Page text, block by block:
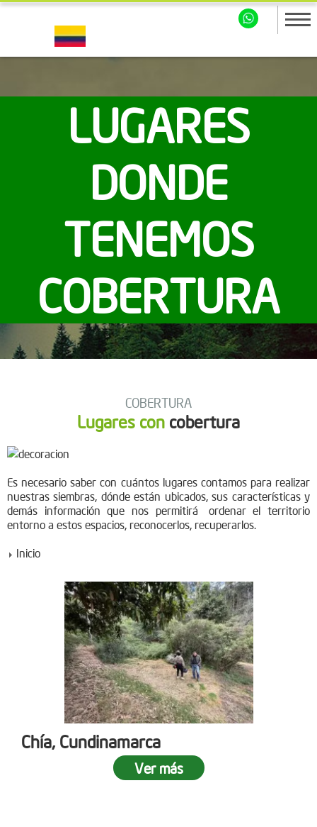
LUGARES
DONDE
TENEMOS
COBERTURA
COBERTURA
Lugares con cobertura
Es necesario saber con cuántos lugares contamos para realizar
nuestras siembras, dónde están ubicados, sus características y
demás información que nos permitirá ordenar el territorio
entorno a estos espacios, reconocerlos, recuperarlos.
Inicio
Chía, Cundinamarca
Ver más